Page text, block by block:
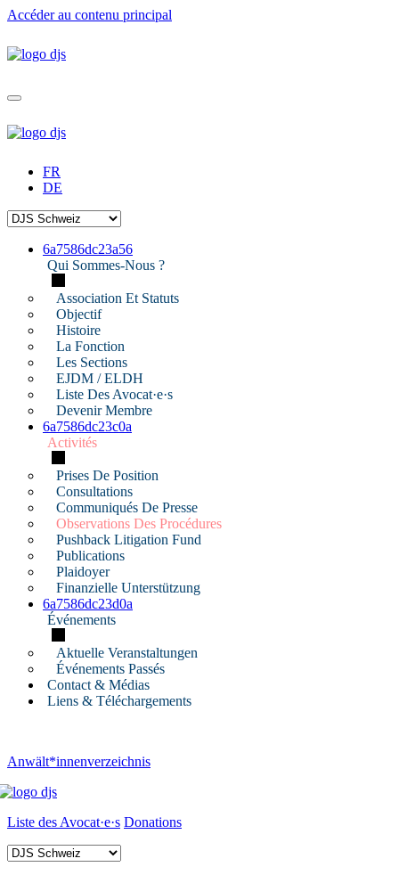
Accéder au contenu principal
FR
DE
6a7586dc23a56
Qui Sommes-Nous ?
Association Et Statuts
Objectif
Histoire
La Fonction
Les Sections
EJDM / ELDH
Liste Des Avocat·e·s
Devenir Membre
6a7586dc23c0a
Activités
Prises De Position
Consultations
Communiqués De Presse
Observations Des Procédures
Pushback Litigation Fund
Publications
Plaidoyer
Finanzielle Unterstützung
6a7586dc23d0a
Événements
Aktuelle Veranstaltungen
Événements Passés
Contact & Médias
Liens & Téléchargements
Anwält*innenverzeichnis
Liste des Avocat·e·s Donations